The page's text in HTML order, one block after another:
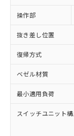
操作部
抜き差し位置
復帰方式
ベゼル材質
最小適用負荷
スイッチユニット